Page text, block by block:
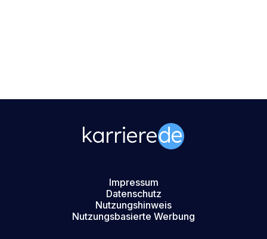
Impressum
Datenschutz
Nutzungshinweis
Nutzungsbasierte Werbung